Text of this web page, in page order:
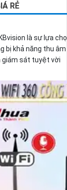
RẺ
là sự lựa
giám sát tuyệt vời